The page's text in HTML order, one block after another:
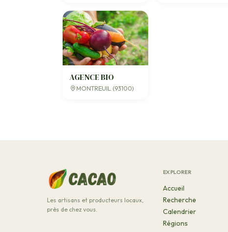
AGENCE BIO
MONTREUIL (93100)
Les artisans et producteurs locaux,
près de chez vous.
EXPLORER
Accueil
Recherche
Calendrier
Régions